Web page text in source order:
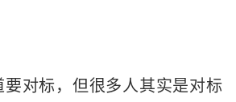
要对标，但很多人其实是对标